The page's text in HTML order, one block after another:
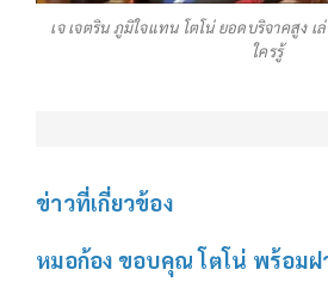
เจ เจตริน ภูมิใจแทน โตโน่ ยอดบริจาคสูง เ
ใครรู้
ข่าวที่เกี่ยวข้อง
หมอก้อง ขอบคุณ โตโน่ พร้อมฝ